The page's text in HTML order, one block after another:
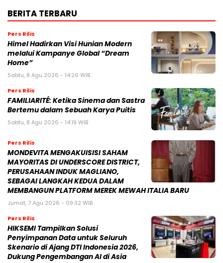
BERITA TERBARU
Pers Rilis
Himel Hadirkan Visi Hunian Modern
melalui Kampanye Global “Dream
Home”
Sabtu, 8 Agu 2026 - 14:26 WIB
Pers Rilis
FAMILIARITÉ: Ketika Sinema dan Sastra
Bertemu dalam Sebuah Karya Puitis
Sabtu, 8 Agu 2026 - 14:19 WIB
Pers Rilis
MONDEVITA MENGAKUISISI SAHAM
MAYORITAS DI UNDERSCORE DISTRICT,
PERUSAHAAN INDUK MAGLIANO,
SEBAGAI LANGKAH KEDUA DALAM
MEMBANGUN PLATFORM MEREK MEWAH ITALIA BARU
Jumat, 7 Agu 2026 - 09:32 WIB
Pers Rilis
HIKSEMI Tampilkan Solusi
Penyimpanan Data untuk Seluruh
Skenario di Ajang DTI Indonesia 2026,
Dukung Pengembangan AI di Asia